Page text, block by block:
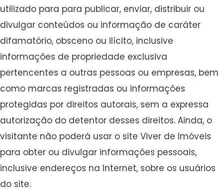
utilizado para para publicar, enviar, distribuir ou
divulgar conteúdos ou informação de caráter
difamatório, obsceno ou ilícito, inclusive
informações de propriedade exclusiva
pertencentes a outras pessoas ou empresas, bem
como marcas registradas ou informações
protegidas por direitos autorais, sem a expressa
autorização do detentor desses direitos. Ainda, o
visitante não poderá usar o site Viver de Imóveis
para obter ou divulgar informações pessoais,
inclusive endereços na Internet, sobre os usuários
do site.